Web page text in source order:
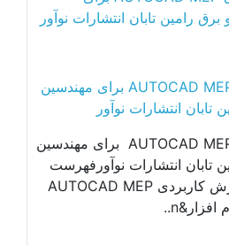
آموزش کاربردی AUTOCAD MEP برای مهندسین
انتشارات نوآور
آموزش کاربردی AUTOCAD MEP برای مهندسین
انتشارات نوآورفهرست
مطالب کتاب آموزش کاربردی AUTOCAD MEP